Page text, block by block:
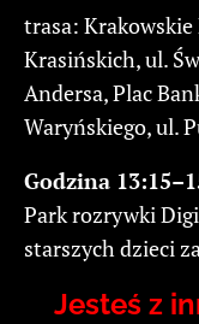
trasa: Krakowskie
Krasińskich, ul.
Andersa, Plac
Waryńskiego, ul.
Godzina
Park rozrywki
starszych dzieci
Jesteś z